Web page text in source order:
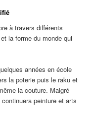
à travers différents
la forme du monde qui
années en école
la poterie puis le raku et
la couture. Malgré
peinture et arts